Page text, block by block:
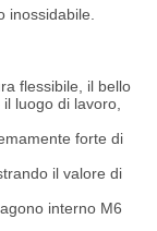
inossidabile.
flessibile, il bello
luogo di lavoro,
forte di
il valore di
interno M6